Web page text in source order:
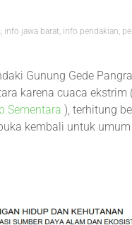
, info jawa barat, info pendakian,
Gunung Gede
karena cuaca ekstrim
Sementara ), terhitung
kembali untuk